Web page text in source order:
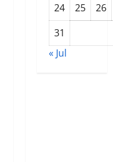
24
25
26
31
« Jul